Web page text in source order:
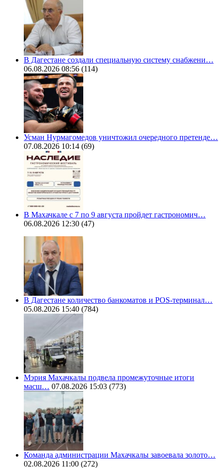
В Дагестане создали специальную систему снабжени…
06.08.2026 08:56 (114)
Усман Нурмагомедов уничтожил очередного претенде…
07.08.2026 10:14 (69)
В Махачкале с 7 по 9 августа пройдет гастрономич…
06.08.2026 12:30 (47)
В Дагестане количество банкоматов и POS-терминал…
05.08.2026 15:40 (784)
Мэрия Махачкалы подвела промежуточные итоги
масш… 07.08.2026 15:03 (773)
Команда администрации Махачкалы завоевала золото…
02.08.2026 11:00 (272)